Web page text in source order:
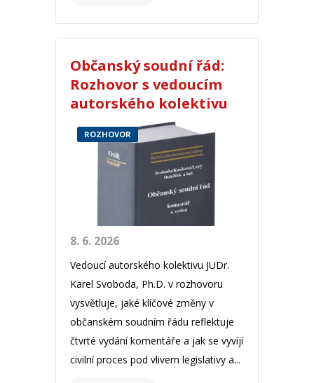
Občanský soudní řád:
Rozhovor s vedoucím
autorského kolektivu
ROZHOVOR
8. 6. 2026
Vedoucí autorského kolektivu JUDr.
Karel Svoboda, Ph.D. v rozhovoru
vysvětluje, jaké klíčové změny v
občanském soudním řádu reflektuje
čtvrté vydání komentáře a jak se vyvíjí
civilní proces pod vlivem legislativy a...